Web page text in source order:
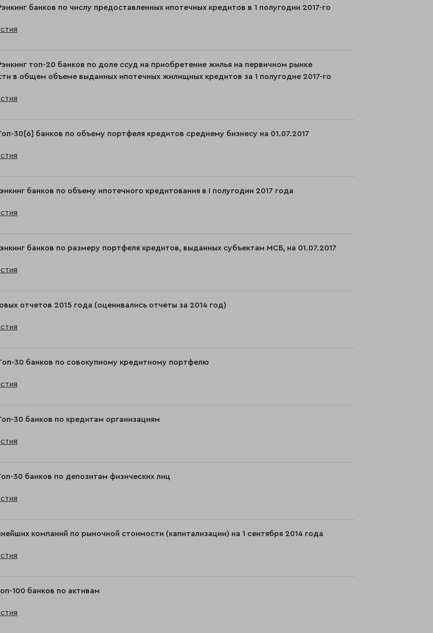
банков по числу предоставленных ипотечных кредитов в 1 полугодии 2017-го
топ-20 банков по доле ссуд на приобретение жилья на первичном рынке
в общем объеме выданных ипотечных жилищных кредитов за 1 полугодие 2017-го
30[6] банков по объему портфеля кредитов среднему бизнесу на 01.07.2017
банков по объему ипотечного кредитования в I полугодии 2017 года
банков по размеру портфеля кредитов, выданных субъектам МСБ, на 01.07.2017
отчетов 2015 года (оценивались отчеты за 2014 год)
30 банков по совокупному кредитному портфелю
30 банков по кредитам организациям
30 банков по депозитам физических лиц
компаний по рыночной стоимости (капитализации) на 1 сентября 2014 года
100 банков по активам